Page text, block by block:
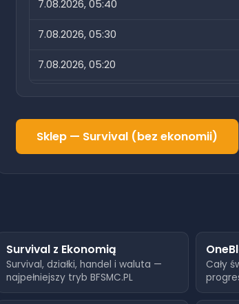
7.08.2026, 05:40
7.08.2026, 05:30
7.08.2026, 05:20
7.08.2026, 05:10
7.08.2026, 04:50
7.08.2026, 04:20
7.08.2026, 04:10
Sklep — Survival (bez ekonomii)
Survival z Ekonomią
Survival, działki, handel i waluta —
najpełniejszy tryb BFSMC.PL
Cały